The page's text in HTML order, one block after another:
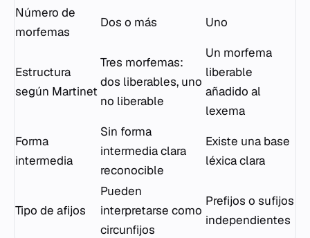
Número de
morfemas
Dos o más Uno
Estructura
según Martinet
Tres morfemas:
dos liberables, uno
no liberable
Un morfema
liberable
añadido al
lexema
Forma
intermedia
Sin forma
intermedia clara
reconocible
Existe una base
léxica clara
Tipo de afijos
Pueden
interpretarse como
circunfijos
Prefijos o sufijos
independientes